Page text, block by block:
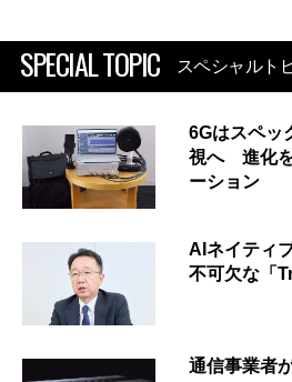
SPECIAL TOPIC スペシャルト
6Gはスペッ
視へ 進化を
ーション
AIネイティ
不可欠な「
通信事業者